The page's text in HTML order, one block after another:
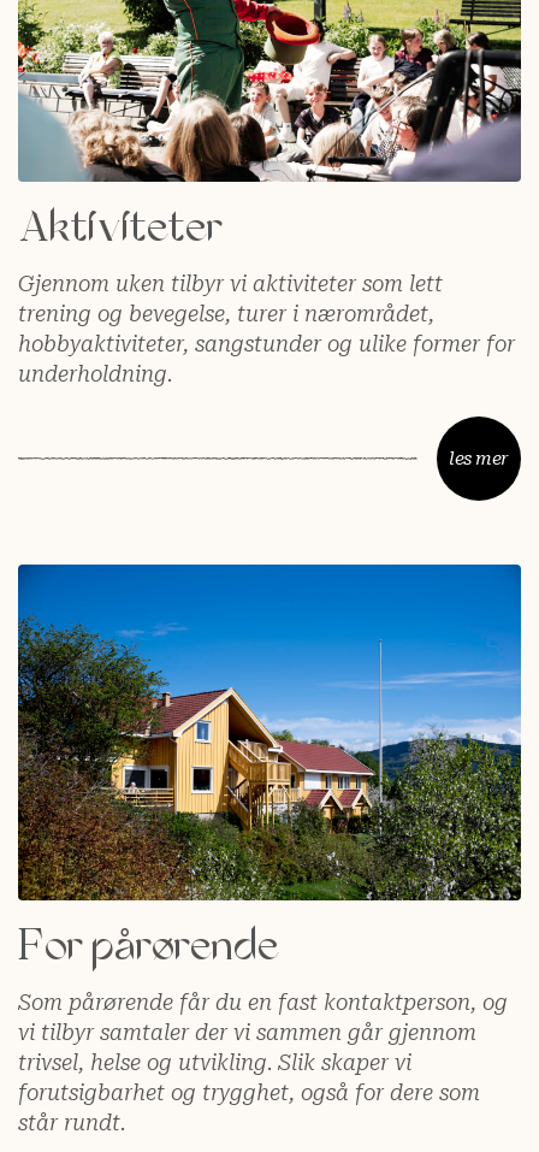
Aktiviteter
Gjennom uken tilbyr vi aktiviteter som lett
trening og bevegelse, turer i nærområdet,
hobbyaktiviteter, sangstunder og ulike former for
underholdning.
les mer
For pårørende
Som pårørende får du en fast kontaktperson, og
vi tilbyr samtaler der vi sammen går gjennom
trivsel, helse og utvikling. Slik skaper vi
forutsigbarhet og trygghet, også for dere som
står rundt.